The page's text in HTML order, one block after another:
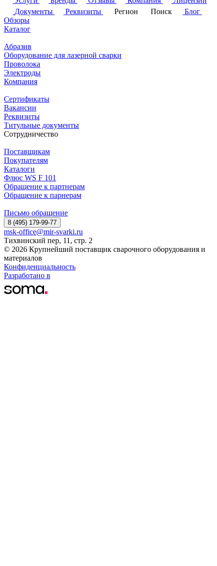
Документы
Реквизиты Регион Поиск
Блог
Обзоры
Каталог
Абразив
Оборудование для лазерной сварки
Проволока
Электроды
Компания
Сертификаты
Вакансии
Реквизиты
Титульные документы
Сотрудничество
Поставщикам
Покупателям
Каталоги
Флюс WS F 101
Обращение к партнерам
Обращение к парнерам
Письмо обращение
8 (495) 179-99-77
msk-office@mir-svarki.ru
Тихвинский пер, 11, стр. 2
© 2026 Крупнейший поставщик сварочного оборудования и
материалов
Конфиденциальность
Разработано в